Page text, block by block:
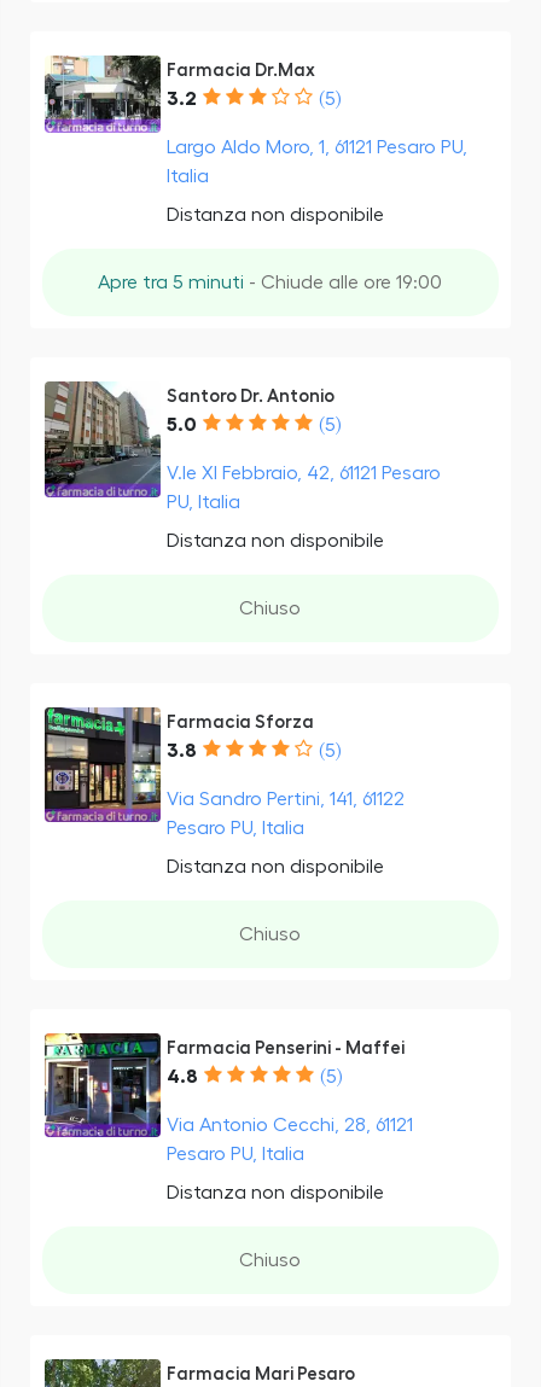
Farmacia Dr.Max
3.2 (5)
Largo Aldo Moro, 1, 61121 Pesaro PU,
Italia
Distanza non disponibile
Apre tra 5 minuti - Chiude alle ore 19:00
Santoro Dr. Antonio
5.0 (5)
V.le XI Febbraio, 42, 61121 Pesaro
PU, Italia
Distanza non disponibile
Chiuso
Farmacia Sforza
3.8 (5)
Via Sandro Pertini, 141, 61122
Pesaro PU, Italia
Distanza non disponibile
Chiuso
Farmacia Penserini - Maffei
4.8 (5)
Via Antonio Cecchi, 28, 61121
Pesaro PU, Italia
Distanza non disponibile
Chiuso
Farmacia Mari Pesaro